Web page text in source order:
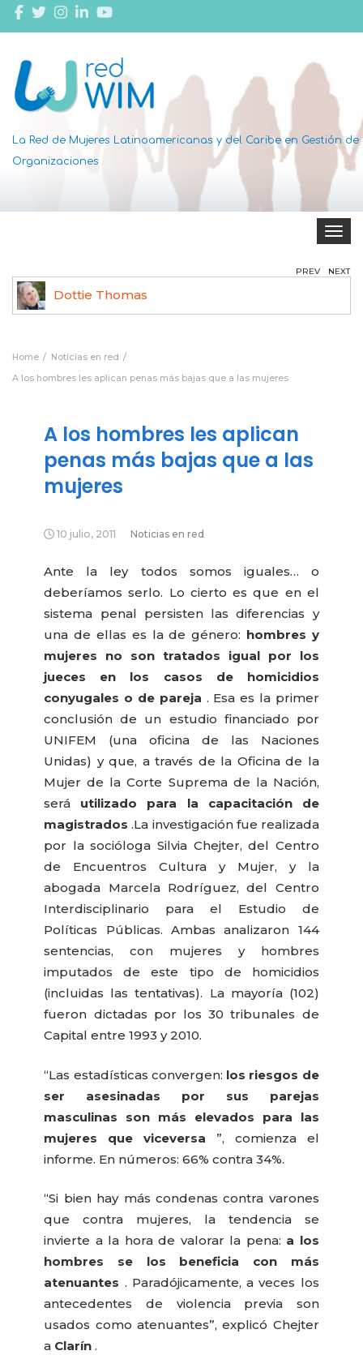
La Red de Mujeres Latinoamericanas y del Caribe en Gestión de
Organizaciones
Toggle
Dottie Thomas
PREV NEXT
Home
Noticias en red
A los hombres les aplican penas más bajas que a las mujeres
A los hombres les aplican
penas más bajas que a las
mujeres
10 julio, 2011 Noticias en red
Ante la ley todos somos iguales… o
deberíamos serlo. Lo cierto es que en el
sistema penal persisten las diferencias y
una de ellas es la de género: hombres y
mujeres no son tratados igual por los
jueces en los casos de homicidios
conyugales o de pareja . Esa es la primer
conclusión de un estudio financiado por
UNIFEM (una oficina de las Naciones
Unidas) y que, a través de la Oficina de la
Mujer de la Corte Suprema de la Nación,
será utilizado para la capacitación de
magistrados .La investigación fue realizada
por la socióloga Silvia Chejter, del Centro
de Encuentros Cultura y Mujer, y la
abogada Marcela Rodríguez, del Centro
Interdisciplinario para el Estudio de
Políticas Públicas. Ambas analizaron 144
sentencias, con mujeres y hombres
imputados de este tipo de homicidios
(incluidas las tentativas). La mayoría (102)
fueron dictadas por los 30 tribunales de
Capital entre 1993 y 2010.
“Las estadísticas convergen: los riesgos de
ser asesinadas por sus parejas
masculinas son más elevados para las
mujeres que viceversa ”, comienza el
informe. En números: 66% contra 34%.
“Si bien hay más condenas contra varones
que contra mujeres, la tendencia se
invierte a la hora de valorar la pena: a los
hombres se los beneficia con más
atenuantes . Paradójicamente, a veces los
antecedentes de violencia previa son
usados como atenuantes”, explicó Chejter
a Clarín .